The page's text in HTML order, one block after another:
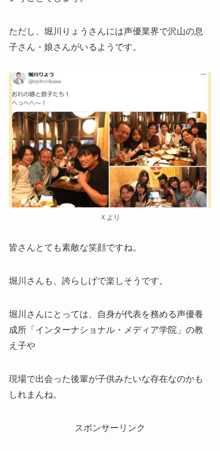
ただし、堀川りょうさんには声優業界で沢山の息
子さん・娘さんがいるようです。
Ｘより
皆さんとても素敵な笑顔ですね。
堀川さんも、誇らしげで楽しそうです。
堀川さんにとっては、自身が代表を務める声優養
成所「インターナショナル・メディア学院」の教
え子や
現場で出会った後輩が子供みたいな存在なのかも
しれまんね。
スポンサーリンク